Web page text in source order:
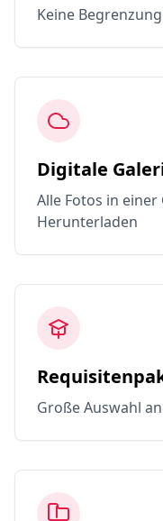
Keine
Digitale
Alle Fotos in
Herunterladen
Große Auswahl